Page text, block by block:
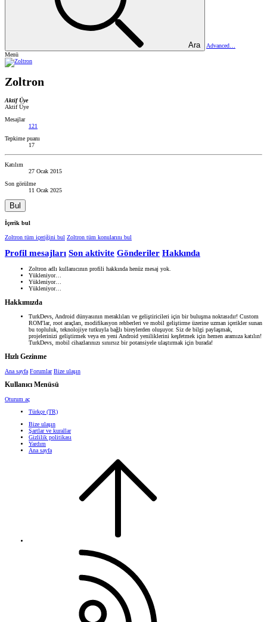
Ara
Advanced…
Menü
Zoltron
Aktif Üye
Aktif Üye
Mesajlar
121
Tepkime puanı
17
Katılım
27 Ocak 2015
Son görülme
11 Ocak 2025
Bul
İçerik bul
Zoltron tüm içeriğini bul Zoltron tüm konularını bul
Profil mesajları Son aktivite Gönderiler Hakkında
Zoltron adlı kullanıcının profili hakkında henüz mesaj yok.
Yükleniyor…
Yükleniyor…
Yükleniyor…
Hakkımızda
TurkDevs, Android dünyasının meraklıları ve geliştiricileri için bir buluşma noktasıdır! Custom
ROM'lar, root araçları, modifikasyon rehberleri ve mobil geliştirme üzerine uzman içerikler sunan
bu topluluk, teknolojiye tutkuyla bağlı bireylerden oluşuyor. Siz de bilgi paylaşmak,
projelerinizi geliştirmek veya en yeni Android yeniliklerini keşfetmek için hemen aramıza katılın!
TurkDevs, mobil cihazlarınızı sınırsız bir potansiyele ulaştırmak için burada!
Hızlı Gezinme
Ana sayfa Forumlar Bize ulaşın
Kullanıcı Menüsü
Oturum aç
Türkçe (TR)
Bize ulaşın
Şartlar ve kurallar
Gizlilik politikası
Yardım
Ana sayfa